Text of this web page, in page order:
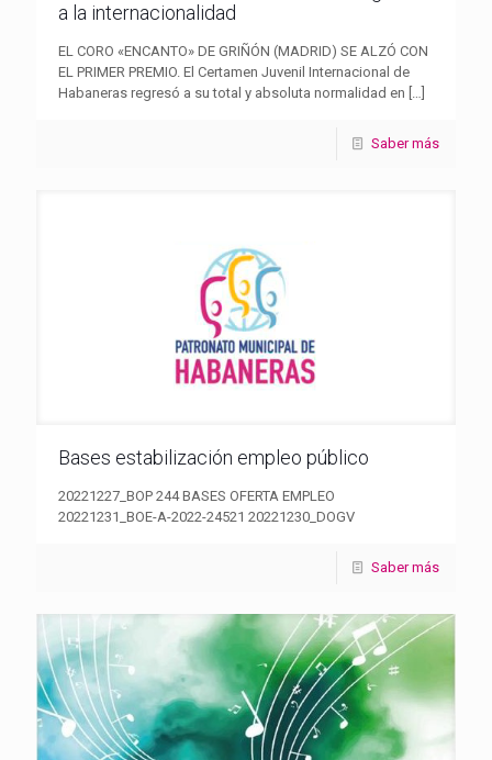
a la internacionalidad
EL CORO «ENCANTO» DE GRIÑÓN (MADRID) SE ALZÓ CON
EL PRIMER PREMIO. El Certamen Juvenil Internacional de
Habaneras regresó a su total y absoluta normalidad en […]
Saber más
Bases estabilización empleo público
20221227_BOP 244 BASES OFERTA EMPLEO
20221231_BOE-A-2022-24521 20221230_DOGV
Saber más